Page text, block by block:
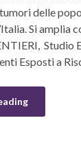
delle
Si amplia
Studio
Esposti a